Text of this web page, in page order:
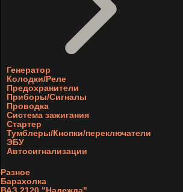
Генератор
Колодки/Реле
Предохранители
Приборы/Сигналы
Проводка
Система зажигания
Стартер
Тумблеры/Кнопки/переключатели
ЭБУ
Автосигнализации
Разное
Барахолка